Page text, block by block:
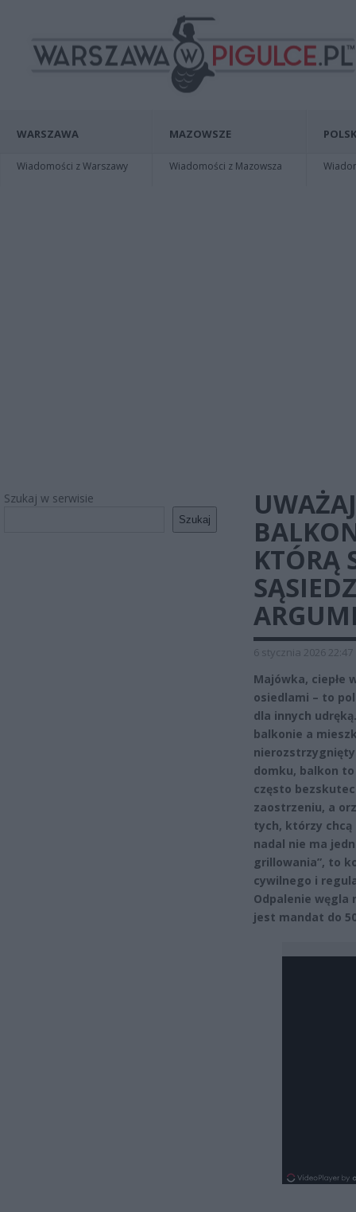
WARSZAWA
Wiadomości z Warszawy
MAZOWSZE
Wiadomości z Mazowsza
Szukaj w serwisie
Szukaj
KTÓRĄ
6 stycznia 2026 22:47
Majówka, ciepłe
osiedlami – to
dla innych
balkonie a
domku, balkon to
często
zaostrzeniu, a
tych, którzy chcą
nadal nie ma
grillowania”, to
cywilnego i
Odpalenie węgla
jest mandat do